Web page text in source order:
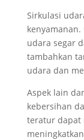
Sirkulasi
udara segar
tambahkan
udara dan
Aspek lain
kebersihan
teratur dapat